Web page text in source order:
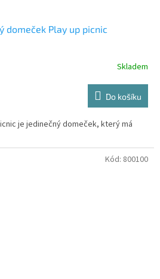
domeček Play up picnic
Skladem
Do košíku
je jedinečný domeček, který má
Kód: 800100